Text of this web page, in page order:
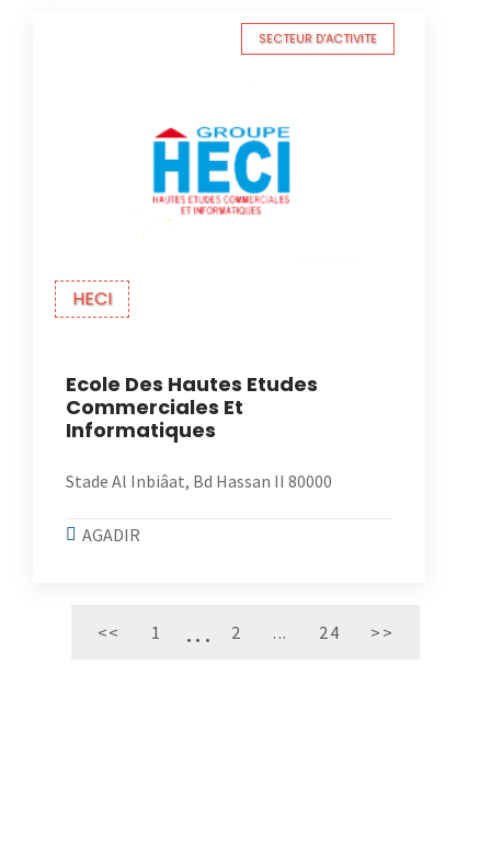
HECI
SECTEUR D'ACTIVITE
Ecole Des Hautes Etudes
Commerciales Et
Informatiques
Stade Al Inbiâat, Bd Hassan II 80000
AGADIR
<< 1 2 ... 24 >>